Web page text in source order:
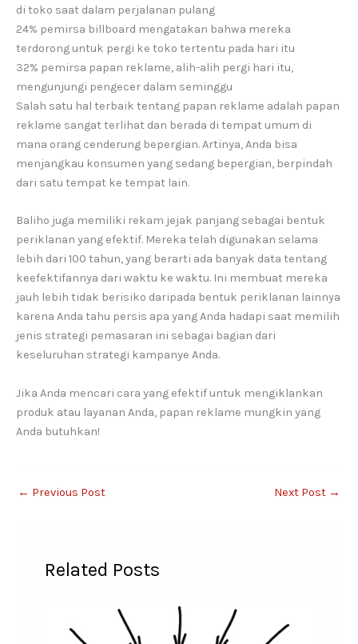
di toko saat dalam perjalanan pulang
24% pemirsa billboard mengatakan bahwa mereka
terdorong untuk pergi ke toko tertentu pada hari itu
32% pemirsa papan reklame, alih-alih pergi hari itu,
mengunjungi pengecer dalam seminggu
Salah satu hal terbaik tentang papan reklame adalah papan
reklame sangat terlihat dan berada di tempat umum di
mana orang cenderung bepergian. Artinya, Anda bisa
menjangkau konsumen yang sedang bepergian, berpindah
dari satu tempat ke tempat lain.
Baliho juga memiliki rekam jejak panjang sebagai bentuk
periklanan yang efektif. Mereka telah digunakan selama
lebih dari 100 tahun, yang berarti ada banyak data tentang
keefektifannya dari waktu ke waktu. Ini membuat mereka
jauh lebih tidak berisiko daripada bentuk periklanan lainnya
karena Anda tahu persis apa yang Anda hadapi saat memilih
jenis strategi pemasaran ini sebagai bagian dari
keseluruhan strategi kampanye Anda.
Jika Anda mencari cara yang efektif untuk mengiklankan
produk atau layanan Anda, papan reklame mungkin yang
Anda butuhkan!
← Previous Post Next Post →
Related Posts